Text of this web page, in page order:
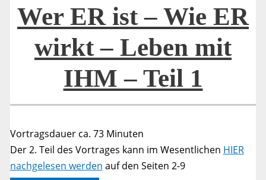
Wer ER ist – Wie ER
wirkt – Leben mit
IHM – Teil 1
Vortragsdauer ca. 73 Minuten
Der 2. Teil des Vortrages kann im Wesentlichen HIER
nachgelesen werden auf den Seiten 2-9